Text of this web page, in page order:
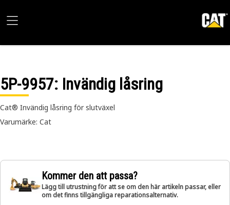
5P-9957: Invändig låsring
Cat® Invändig låsring för slutväxel
Varumärke: Cat
Kommer den att passa?
Lägg till utrustning för att se om den här artikeln passar, eller
om det finns tillgängliga reparationsalternativ.